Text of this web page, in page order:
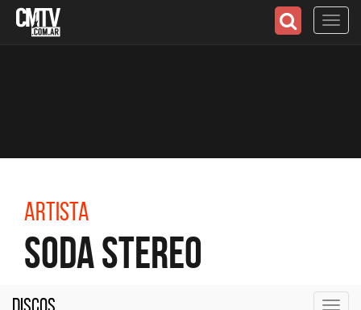
Artista
Soda Stereo
Discos